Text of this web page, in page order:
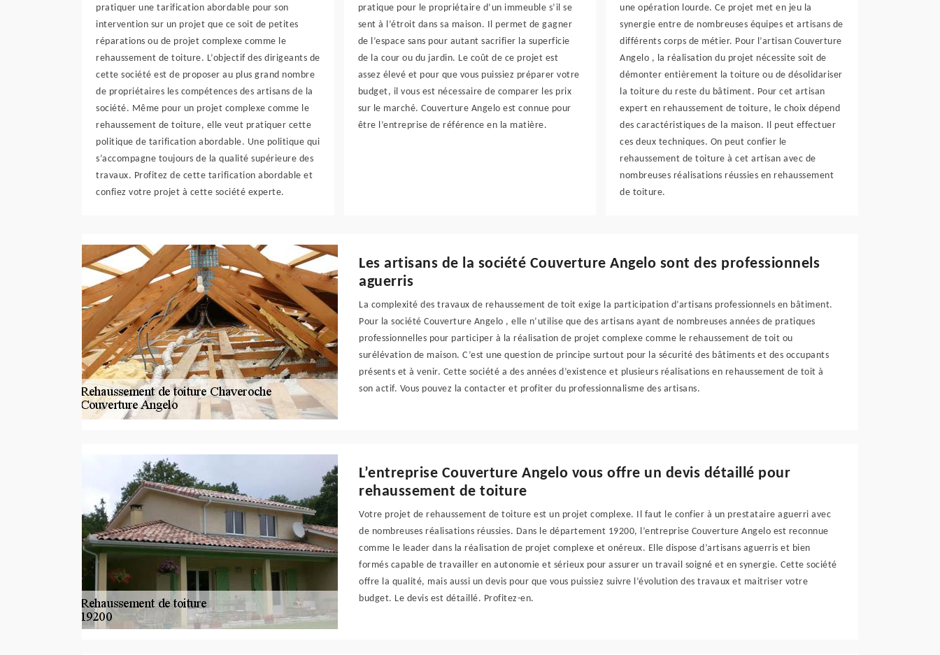
pratiquer une tarification abordable pour son
intervention sur un projet que ce soit de petites
réparations ou de projet complexe comme le
rehaussement de toiture. L’objectif des dirigeants de
cette société est de proposer au plus grand nombre
de propriétaires les compétences des artisans de la
société. Même pour un projet complexe comme le
rehaussement de toiture, elle veut pratiquer cette
politique de tarification abordable. Une politique qui
s’accompagne toujours de la qualité supérieure des
travaux. Profitez de cette tarification abordable et
confiez votre projet à cette société experte.
pratique pour le propriétaire d’un immeuble s’il se
sent à l’étroit dans sa maison. Il permet de gagner
de l’espace sans pour autant sacrifier la superficie
de la cour ou du jardin. Le coût de ce projet est
assez élevé et pour que vous puissiez préparer votre
budget, il vous est nécessaire de comparer les prix
sur le marché. Couverture Angelo est connue pour
être l’entreprise de référence en la matière.
une opération lourde. Ce projet met en jeu la
synergie entre de nombreuses équipes et artisans de
différents corps de métier. Pour l’artisan Couverture
Angelo , la réalisation du projet nécessite soit de
démonter entièrement la toiture ou de désolidariser
la toiture du reste du bâtiment. Pour cet artisan
expert en rehaussement de toiture, le choix dépend
des caractéristiques de la maison. Il peut effectuer
ces deux techniques. On peut confier le
rehaussement de toiture à cet artisan avec de
nombreuses réalisations réussies en rehaussement
de toiture.
Les artisans de la société Couverture Angelo sont des professionnels
aguerris
La complexité des travaux de rehaussement de toit exige la participation d’artisans professionnels en bâtiment.
Pour la société Couverture Angelo , elle n’utilise que des artisans ayant de nombreuses années de pratiques
professionnelles pour participer à la réalisation de projet complexe comme le rehaussement de toit ou
surélévation de maison. C’est une question de principe surtout pour la sécurité des bâtiments et des occupants
présents et à venir. Cette société a des années d’existence et plusieurs réalisations en rehaussement de toit à
son actif. Vous pouvez la contacter et profiter du professionnalisme des artisans.
L’entreprise Couverture Angelo vous offre un devis détaillé pour
rehaussement de toiture
Votre projet de rehaussement de toiture est un projet complexe. Il faut le confier à un prestataire aguerri avec
de nombreuses réalisations réussies. Dans le département 19200, l’entreprise Couverture Angelo est reconnue
comme le leader dans la réalisation de projet complexe et onéreux. Elle dispose d’artisans aguerris et bien
formés capable de travailler en autonomie et sérieux pour assurer un travail soigné et en synergie. Cette société
offre la qualité, mais aussi un devis pour que vous puissiez suivre l’évolution des travaux et maitriser votre
budget. Le devis est détaillé. Profitez-en.